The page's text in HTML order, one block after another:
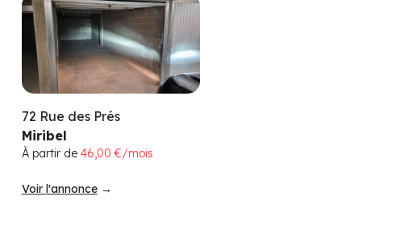
72 Rue des Prés
Miribel
À partir de 46,00 €/mois
Voir l'annonce→